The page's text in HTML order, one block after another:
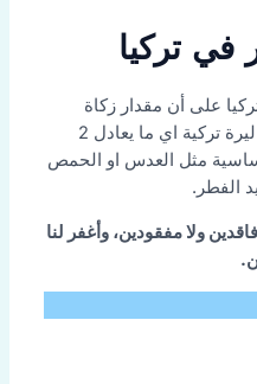
في تركيا
على أن مقدار زكاة
الفطر في تركيا هي بمقدار 130 ليرة تركية اي ما يعادل 2
مثل العدس او الحمص
الفطر.
ولا مفقودين، وأغفر لنا